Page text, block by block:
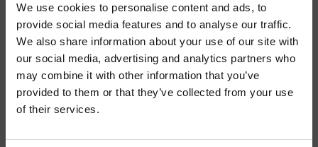
We use cookies to personalise content and ads, to
provide social media features and to analyse our traffic.
We also share information about your use of our site with
our social media, advertising and analytics partners who
may combine it with other information that you’ve
provided to them or that they’ve collected from your use
of their services.